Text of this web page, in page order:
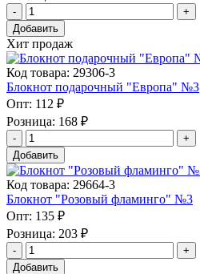
Добавить
Хит продаж
Код товара: 29306-3
Блокнот подарочный "Европа" №3
Опт: 112 ₽
Розница: 168 ₽
Добавить
Код товара: 29664-3
Блокнот "Розовый фламинго" №3
Опт: 135 ₽
Розница: 203 ₽
Добавить